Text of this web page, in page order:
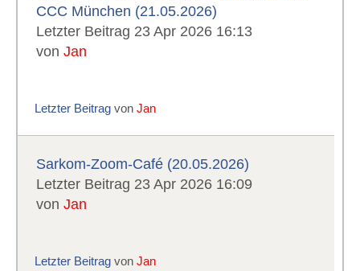
CCC München (21.05.2026)
Letzter Beitrag 23 Apr 2026 16:13
vonJan
Letzter Beitrag vonJan
Sarkom-Zoom-Café (20.05.2026)
Letzter Beitrag 23 Apr 2026 16:09
vonJan
Letzter Beitrag vonJan